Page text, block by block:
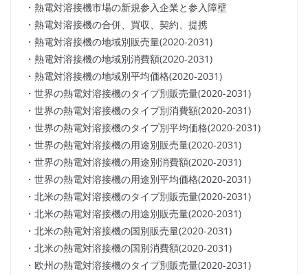
・熱電対溶接機市場の新規参入企業と参入障壁
・熱電対溶接機の合併、買収、契約、提携
・熱電対溶接機の地域別販売量(2020-2031)
・熱電対溶接機の地域別消費額(2020-2031)
・熱電対溶接機の地域別平均価格(2020-2031)
・世界の熱電対溶接機のタイプ別販売量(2020-2031)
・世界の熱電対溶接機のタイプ別消費額(2020-2031)
・世界の熱電対溶接機のタイプ別平均価格(2020-2031)
・世界の熱電対溶接機の用途別販売量(2020-2031)
・世界の熱電対溶接機の用途別消費額(2020-2031)
・世界の熱電対溶接機の用途別平均価格(2020-2031)
・北米の熱電対溶接機のタイプ別販売量(2020-2031)
・北米の熱電対溶接機の用途別販売量(2020-2031)
・北米の熱電対溶接機の国別販売量(2020-2031)
・北米の熱電対溶接機の国別消費額(2020-2031)
・欧州の熱電対溶接機のタイプ別販売量(2020-2031)